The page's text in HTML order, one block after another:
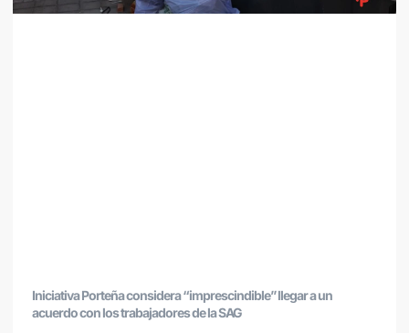
Iniciativa Porteña considera “imprescindible” llegar a un
acuerdo con los trabajadores de la SAG